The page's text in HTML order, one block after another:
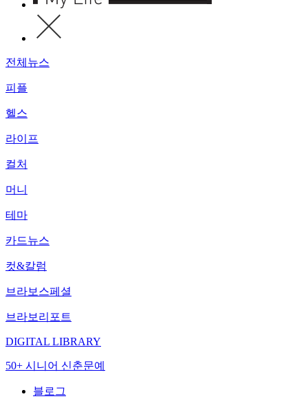
전체뉴스
피플
헬스
라이프
컬처
머니
테마
카드뉴스
컷&칼럼
브라보스페셜
브라보리포트
DIGITAL LIBRARY
50+ 시니어 신춘문예
블로그